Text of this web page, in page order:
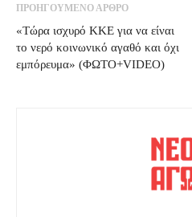
ΠΡΟΗΓΟΥΜΕΝΟ ΑΡΘΡΟ
«Τώρα ισχυρό ΚΚΕ για να είναι
το νερό κοινωνικό αγαθό και όχι
εμπόρευμα» (ΦΩΤΟ+VIDEO)